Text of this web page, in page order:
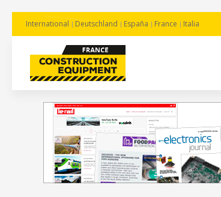
International Deutschland España France Italia